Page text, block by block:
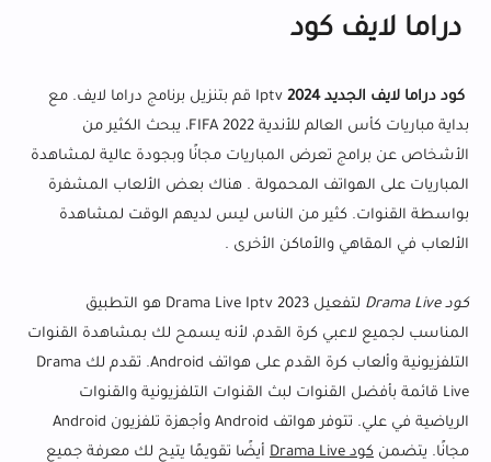
دراما لايف كود
كود دراما لايف الجديد 2024
Iptv قم بتنزيل برنامج دراما لايف. مع
بداية مباريات كأس العالم للأندية FIFA 2022، يبحث الكثير من
الأشخاص عن برامج تعرض المباريات مجانًا وبجودة عالية لمشاهدة
المباريات على الهواتف المحمولة . هناك بعض الألعاب المشفرة
بواسطة القنوات. كثير من الناس ليس لديهم الوقت لمشاهدة
الألعاب في المقاهي والأماكن الأخرى .
كود Drama Live
لتفعيل Drama Live Iptv 2023 هو التطبيق
المناسب لجميع لاعبي كرة القدم، لأنه يسمح لك بمشاهدة القنوات
التلفزيونية وألعاب كرة القدم على هواتف Android. تقدم لك Drama
Live قائمة بأفضل القنوات لبث القنوات التلفزيونية والقنوات
الرياضية في علي. تتوفر هواتف Android وأجهزة تلفزيون Android
مجانًا. يتضمن كود Drama Live
أيضًا تقويمًا يتيح لك معرفة جميع